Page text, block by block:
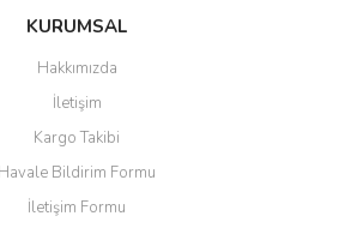
ürüne ilk yorumu siz yapın!
Yorum Yaz
bozuk veya görüntülenemiyor.
eksik bilgiler bulunuyor.
bulunuyor.
daha pahalı.
KURUMSAL
Hakkımızda
İletişim
Kargo Takibi
Havale Bildirim Formu
İletişim Formu